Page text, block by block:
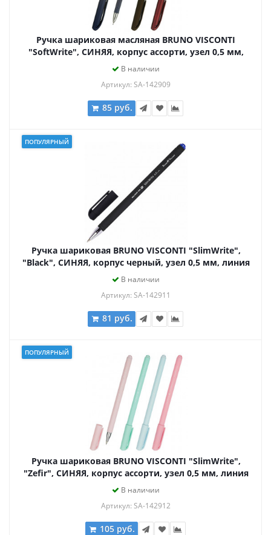
Ручка шариковая масляная BRUNO VISCONTI
"SoftWrite", СИНЯЯ, корпус ассорти, узел 0,5 мм,
линия письма 0,3 мм, 20-0088
В наличии
Артикул: SA-142909
85 руб.
ПОПУЛЯРНЫЙ
Ручка шариковая BRUNO VISCONTI "SlimWrite",
"Black", СИНЯЯ, корпус черный, узел 0,5 мм, линия
письма 0,3 мм, 20-0009
В наличии
Артикул: SA-142911
81 руб.
ПОПУЛЯРНЫЙ
Ручка шариковая BRUNO VISCONTI "SlimWrite",
"Zefir", СИНЯЯ, корпус ассорти, узел 0,5 мм, линия
письма 0,3 мм, 20-0204
В наличии
Артикул: SA-142912
105 руб.